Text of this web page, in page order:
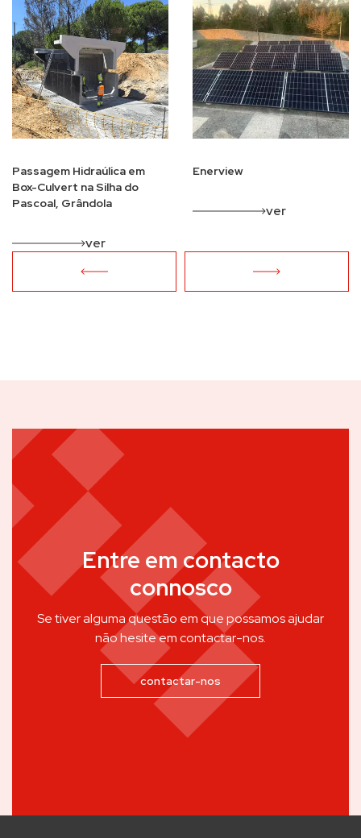
Passagem Hidraúlica em
Box-Culvert na Silha do
Pascoal, Grândola
ver
Enerview
ver
Entre em contacto
connosco
Se tiver alguma questão em que possamos ajudar
não hesite em contactar-nos.
contactar-nos